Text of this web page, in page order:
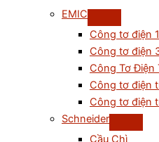
EMIC
Công tơ điện
Công tơ điện
Công Tơ Điện
Công tơ điện
Công tơ điện
Schneider
Cầu Chì